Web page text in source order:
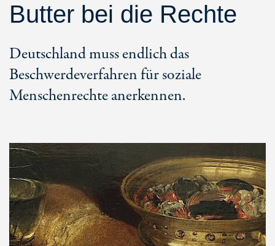
Butter bei die Rechte
Deutschland muss endlich das
Beschwerdeverfahren für soziale
Menschenrechte anerkennen.